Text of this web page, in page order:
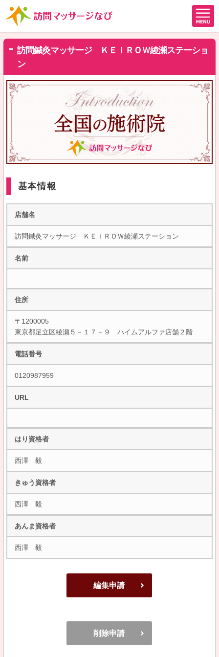
訪問鍼灸マッサージ ＫＥｉＲＯＷ綾瀬ステーショ
ン
基本情報
店舗名
訪問鍼灸マッサージ ＫＥｉＲＯＷ綾瀬ステーション
名前
住所
〒1200005
東京都足立区綾瀬５－１７－９ ハイムアルファ店舗２階
電話番号
0120987959
URL
はり資格者
西澤 毅
きゅう資格者
西澤 毅
あんま資格者
西澤 毅
編集申請
削除申請